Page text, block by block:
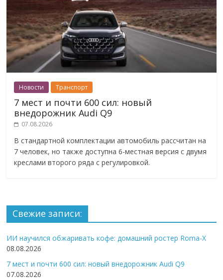
Новости Транспорт
7 мест и почти 600 сил: новый
внедорожник Audi Q9
07.08.2026
В стандартной комплектации автомобиль рассчитан на
7 человек, но также доступна 6-местная версия с двумя
креслами второго ряда с регулировкой.
Свежие записи:
ИИ научился обжаривать кофе: домашний ростер Roma-X
08.08.2026
7 мест и почти 600 сил: новый внедорожник Audi Q9
07.08.2026